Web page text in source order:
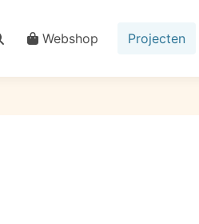
Webshop Projecten